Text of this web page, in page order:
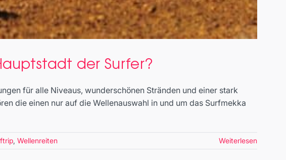
der Surfer?
für alle Niveaus, wunderschönen Stränden und einer stark
die einen nur auf die Wellenauswahl in und um das Surfmekka
, Wellenreiten Weiterlesen